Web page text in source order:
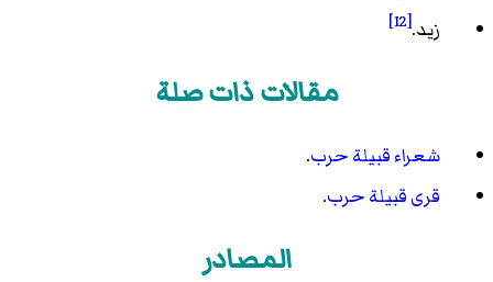
زيد.[12]
مقالات ذات صلة
شعراء قبيلة حرب.
قرى قبيلة حرب.
المصادر